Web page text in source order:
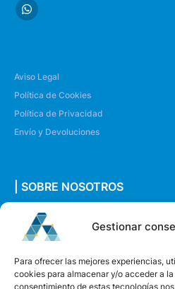
Gestionar
Para ofrecer las mejores experiencias,
cookies para almacenar y/o acceder a
consentimiento de estas tecnologías
Aviso Legal
Política de Cookies
Política de Privacidad
Envío y Devoluciones
| SOBRE NOSOTROS
Quiénes somos
Envíanos un mensaje